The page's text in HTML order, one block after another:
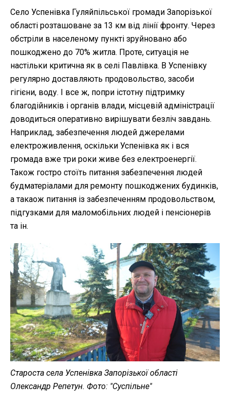
Село Успенівка Гуляйпільської громади Запорізької
області розташоване за 13 км від лінії фронту. Через
обстріли в населеному пункті зруйновано або
пошкоджено до 70% житла. Проте, ситуація не
настільки критична як в селі Павлівка. В Успенівку
регулярно доставляють продовольство, засоби
гігієни, воду. І все ж, попри істотну підтримку
благодійників і органів влади, місцевій адміністрації
доводиться оперативно вирішувати безліч завдань.
Наприклад, забезпечення людей джерелами
електроживлення, оскільки Успенівка як і вся
громада вже три роки живе без електроенергії.
Також гостро стоїть питання забезпечення людей
будматеріалами для ремонту пошкоджених будинків,
а такаож питання із забезпеченням продовольством,
підгузками для маломобільних людей і пенсіонерів
та ін.
Староста села Успенівка Запорізької області
Олександр Репетун. Фото: "Суспільне"